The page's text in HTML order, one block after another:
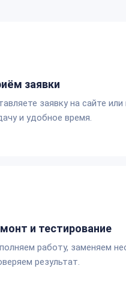
заявки
заявку на сайте
и удобное время.
и тестирование
работу, заменяем
результат.